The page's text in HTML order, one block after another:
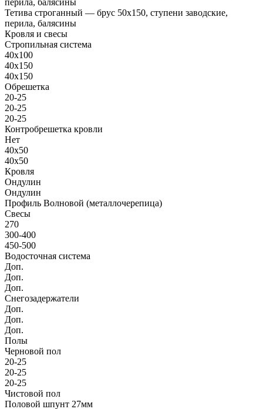
перила, балясины
Тетива строганный — брус 50х150, ступени заводские,
перила, балясины
Кровля и свесы
Стропильная система
40х100
40х150
40х150
Обрешетка
20-25
20-25
20-25
Контробрешетка кровли
Нет
40х50
40х50
Кровля
Ондулин
Ондулин
Профиль Волновой (металлочерепица)
Свесы
270
300-400
450-500
Водосточная система
Доп.
Доп.
Доп.
Снегозадержатели
Доп.
Доп.
Доп.
Полы
Черновой пол
20-25
20-25
20-25
Чистовой пол
Половой шпунт 27мм